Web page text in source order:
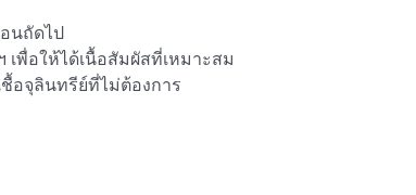
นถัดไป
พื่อให้ได้เนื้อสัมผัสที่เหมาะสม
ชื้อจุลินทรีย์ที่ไม่ต้องการ